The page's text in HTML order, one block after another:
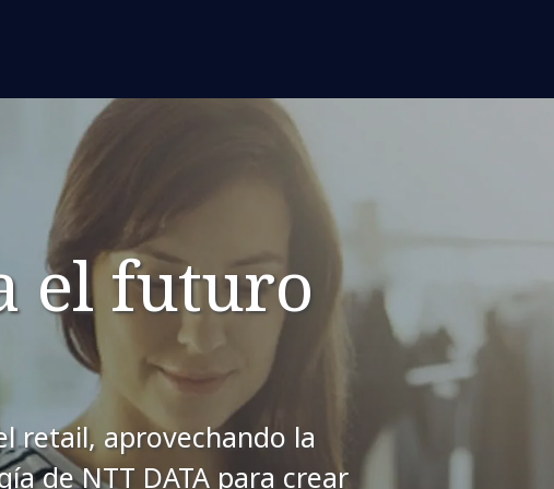
el futuro
retail, aprovechando la
de NTT DATA para crear